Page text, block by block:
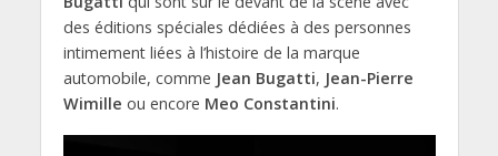
des éditions spéciales dédiées à des personnes
intimement liées à l’histoire de la marque
automobile, comme Jean Bugatti, Jean-Pierre
Wimille ou encore Meo Constantini.